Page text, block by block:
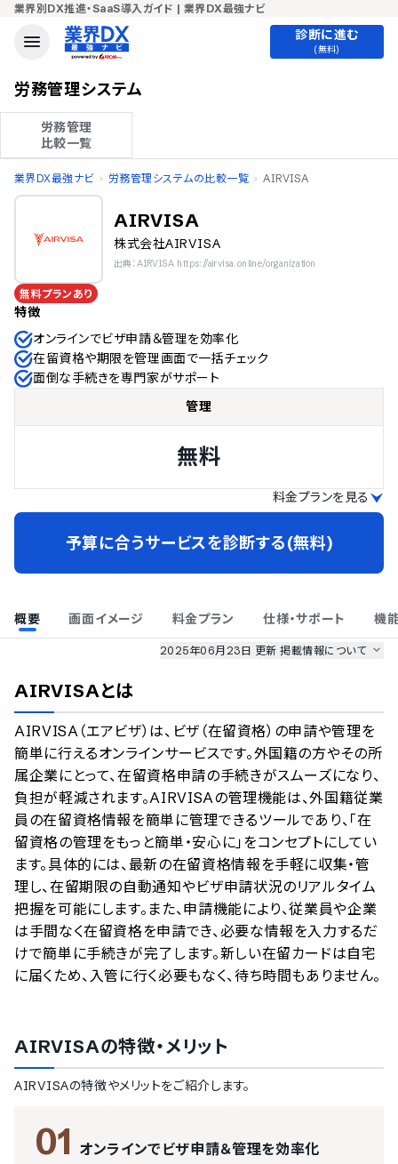
業界別DX推進・SaaS導入ガイド | 業界DX最強ナビ
診断に進む
(無料)
労務管理システム
労務管理
比較一覧
業界DX最強ナビ 労務管理システムの比較一覧 AIRVISA
AIRVISA
株式会社AIRVISA
出典：AIRVISA https://airvisa.online/organization
無料プランあり
特徴
オンラインでビザ申請＆管理を効率化
在留資格や期限を管理画面で一括チェック
面倒な手続きを専門家がサポート
管理
無料
料金プランを見る
予算に合うサービスを診断する(無料)
概要 画面イメージ 料金プラン 仕様・サポート 機
2025年06月23日 更新掲載情報について
のサービスデータを参照しています。
情報更新者：業界DX最強ナビ編集部 情報取得元 掲載修正依頼
AIRVISAとは
AIRVISA（エアビザ）は、ビザ（在留資格）の申請や管理を
簡単に行えるオンラインサービスです。外国籍の方やその所
属企業にとって、在留資格申請の手続きがスムーズになり、
負担が軽減されます。AIRVISAの管理機能は、外国籍従業
員の在留資格情報を簡単に管理できるツールであり、「在
留資格の管理をもっと簡単・安心に」をコンセプトにしてい
ます。具体的には、最新の在留資格情報を手軽に収集・管
理し、在留期限の自動通知やビザ申請状況のリアルタイム
把握を可能にします。また、申請機能により、従業員や企業
は手間なく在留資格を申請でき、必要な情報を入力するだ
けで簡単に手続きが完了します。新しい在留カードは自宅
に届くため、入管に行く必要もなく、待ち時間もありません。
AIRVISAの特徴・メリット
AIRVISAの特徴やメリットをご紹介します。
01 オンラインでビザ申請＆管理を効率化